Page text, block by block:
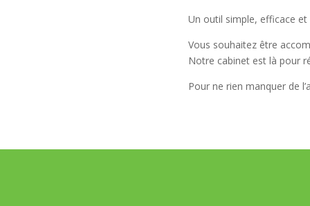
Un outil simple, efficace
Vous souhaitez être
Notre cabinet est là pour
Pour ne rien manquer de